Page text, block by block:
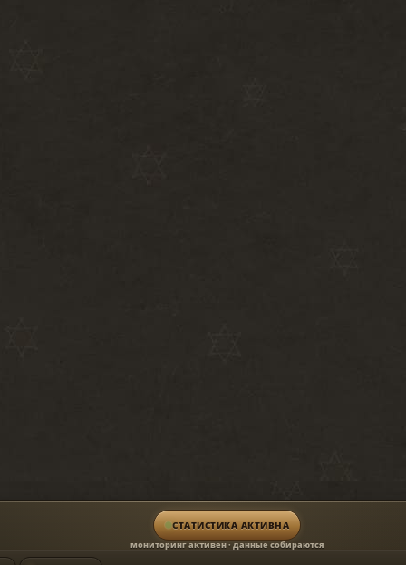
СТАТИСТИКА АКТИВНА
мониторинг активен · данные собираются